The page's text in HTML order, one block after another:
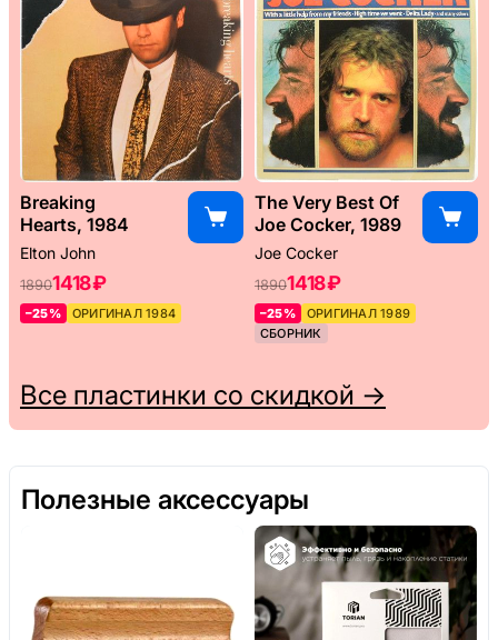
Breaking
Hearts, 1984
Elton John
18901418 ₽
–25% ОРИГИНАЛ 1984
The Very Best Of
Joe Cocker, 1989
Joe Cocker
18901418 ₽
–25%
ОРИГИНАЛ 1989
СБОРНИК
Все пластинки со скидкой →
Полезные аксессуары